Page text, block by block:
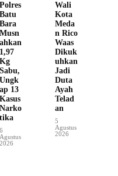
Polres
Batu
Bara
Musn
ahkan
1,97
Kg
Sabu,
Ungk
ap 13
Kasus
Narko
tika
6
Agustus
2026
Wali
Kota
Meda
n Rico
Waas
Dikuk
uhkan
Jadi
Duta
Ayah
Telad
an
5
Agustus
2026